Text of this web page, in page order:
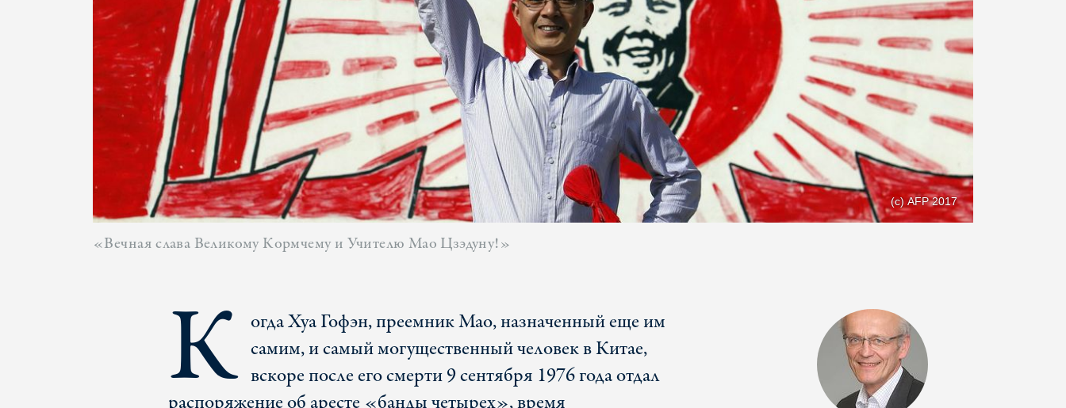
(с) AFP 2017
«Вечная слава Великому Кормчему и Учителю Мао Цзэдуну!»
К огда Хуа Гофэн, преемник Мао, назначенный еще им
самим, и самый могущественный человек в Китае,
вскоре после его смерти 9 сентября 1976 года отдал